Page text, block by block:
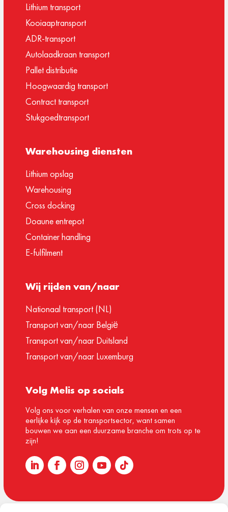
Lithium transport
Kooiaaptransport
ADR-transport
Autolaadkraan transport
Pallet distributie
Hoogwaardig transport
Contract transport
Stukgoedtransport
Warehousing diensten
Lithium opslag
Warehousing
Cross docking
Doaune entrepot
Container handling
E-fulfilment
Wij rijden van/naar
Nationaal transport (NL)
Transport van/naar België
Transport van/naar Duitsland
Transport van/naar Luxemburg
Volg Melis op socials
Volg ons voor verhalen van onze mensen en een
eerlijke kijk op de transportsector, want samen
bouwen we aan een duurzame branche om trots op te
zijn!